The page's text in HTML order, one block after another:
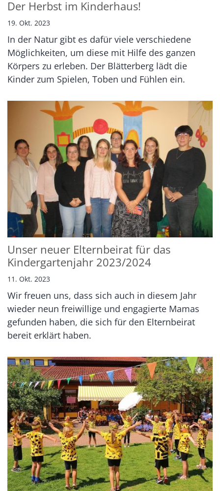
Der Herbst im Kinderhaus!
19. Okt. 2023
In der Natur gibt es dafür viele verschiedene
Möglichkeiten, um diese mit Hilfe des ganzen
Körpers zu erleben. Der Blätterberg lädt die
Kinder zum Spielen, Toben und Fühlen ein.
Unser neuer Elternbeirat für das
Kindergartenjahr 2023/2024
11. Okt. 2023
Wir freuen uns, dass sich auch in diesem Jahr
wieder neun freiwillige und engagierte Mamas
gefunden haben, die sich für den Elternbeirat
bereit erklärt haben.